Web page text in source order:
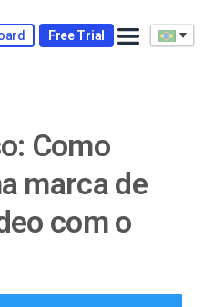
Free Trial
Como
marca de
com o